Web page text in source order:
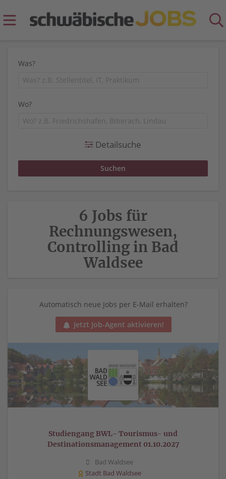
Was?
Wo?
Detailsuche
6 Jobs für
Rechnungswesen,
Controlling in Bad
Waldsee
Automatisch neue Jobs per E-Mail erhalten?
Jetzt Job-Agent aktivieren!
Studiengang BWL- Tourismus- und
Destinationsmanagement 01.10.2027
Bad Waldsee
Stadt Bad Waldsee